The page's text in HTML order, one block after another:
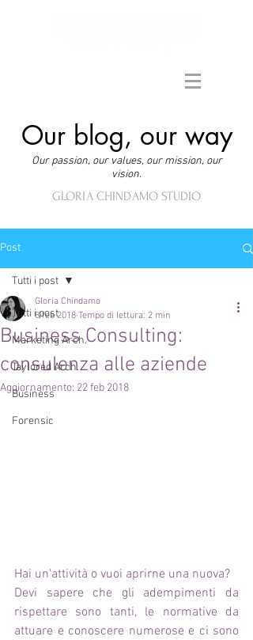
Our blog, our way
Our passion, our values, our mission, our
vision.
GLORIA CHINDAMO STUDIO
Post
Tutti i post
Marketing Arch.
Taylored Arch.
Business
Forensic
Tutti i post
Business Consulting:
consulenza alle aziende
Gloria Chindamo
8 feb 2018 Tempo di lettura: 2 min
Aggiornamento: 22 feb 2018
Hai un'attività o vuoi aprirne una nuova?
Devi sapere che gli adempimenti da
rispettare sono tanti, le normative da
attuare e conoscere numerose e ci sono